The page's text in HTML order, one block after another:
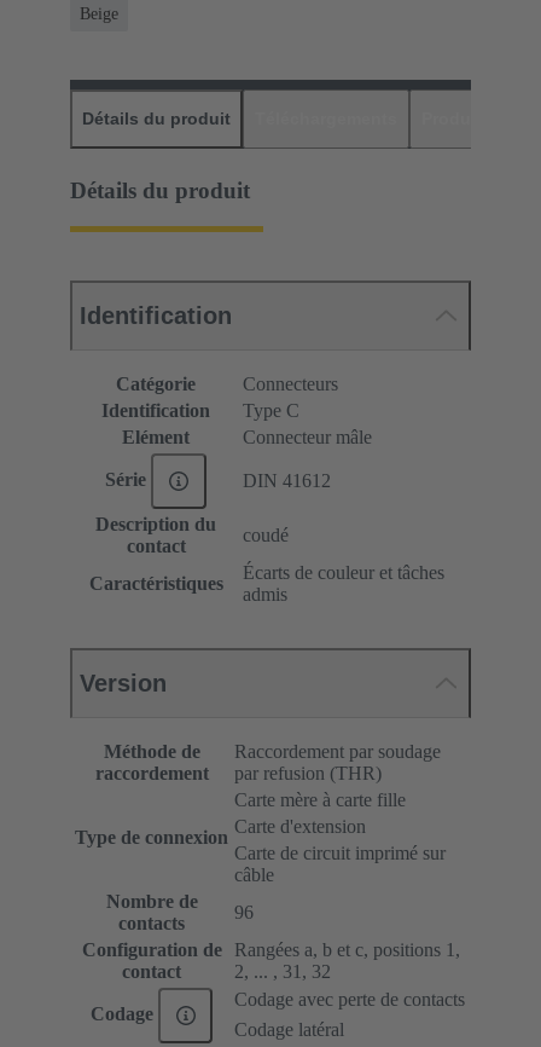
Beige
Détails du produit
Détails du produit
Identification
Catégorie
Connecteurs
Identification
Type C
Elément
Connecteur mâle
Série DIN 41612
Description du
contact
coudé
Caractéristiques
Écarts de couleur et tâches
admis
Version
Méthode de
raccordement
Raccordement par soudage
par refusion (THR)
Type de connexion
Carte mère à carte fille
Carte d'extension
Carte de circuit imprimé sur
câble
Nombre de
contacts
96
Configuration de
contact
Rangées a, b et c, positions 1,
2, ... , 31, 32
Codage
Codage avec perte de contacts
Codage latéral